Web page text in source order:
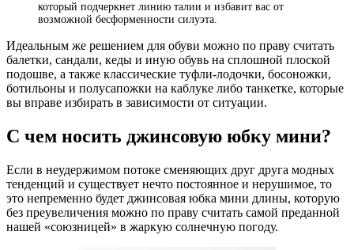
который подчеркнет линию талии и избавит вас от
возможной бесформенности силуэта.
Идеальным же решением для обуви можно по праву считать
балетки, сандали, кеды и иную обувь на сплошной плоской
подошве, а также классические туфли-лодочки, босоножки,
ботильоны и полусапожки на каблуке либо танкетке, которые
вы вправе избирать в зависимости от ситуации.
С чем носить джинсовую юбку мини?
Если в неудержимом потоке сменяющих друг друга модных
тенденций и существует нечто постоянное и нерушимое, то
это непременно будет джинсовая юбка мини длины, которую
без преувеличения можно по праву считать самой преданной
нашей «союзницей» в жаркую солнечную погоду.